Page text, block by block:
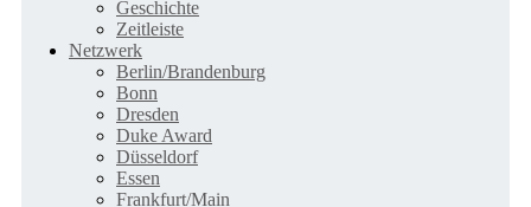
Geschichte
Zeitleiste
Netzwerk
Berlin/Brandenburg
Bonn
Dresden
Duke Award
Düsseldorf
Essen
Frankfurt/Main